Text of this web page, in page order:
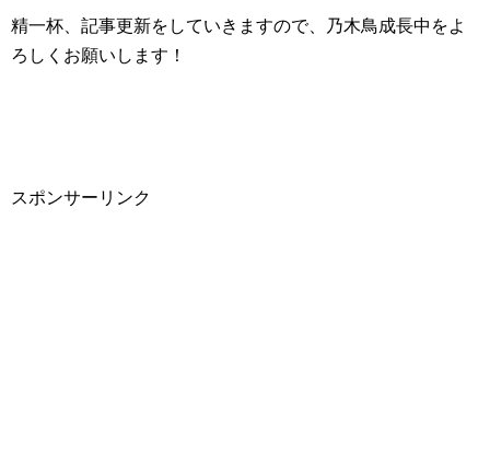
精一杯、記事更新をしていきますので、乃木鳥成長中をよ
ろしくお願いします！
スポンサーリンク